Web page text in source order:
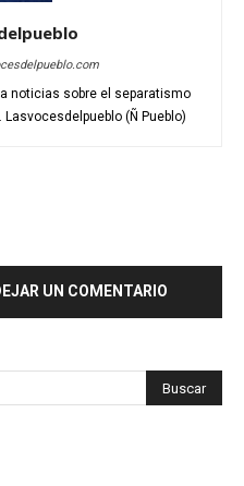
noticias sobre el separatismo
(Ñ Pueblo)
UN COMENTARIO